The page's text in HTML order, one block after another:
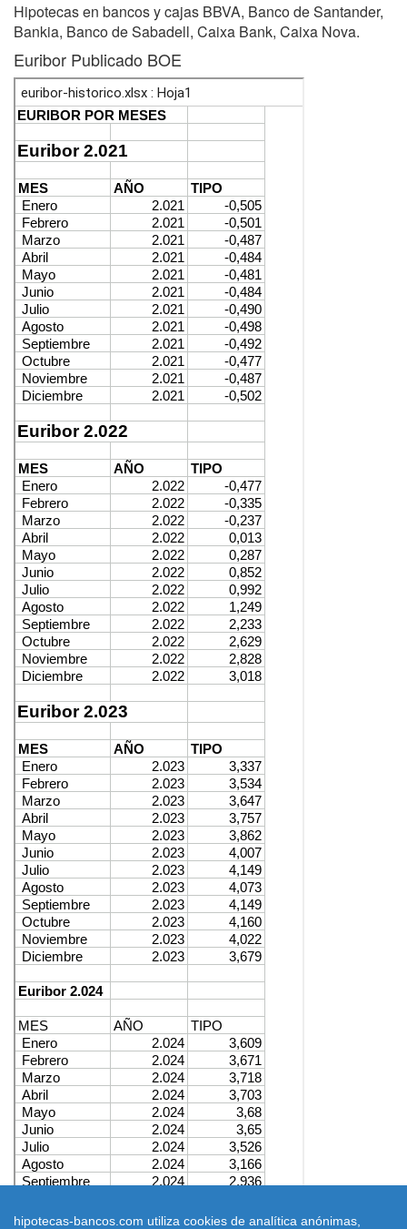
Hipotecas en bancos y cajas BBVA, Banco de Santander,
Bankia, Banco de Sabadell, Caixa Bank, Caixa Nova.
Euribor Publicado BOE
hipotecas-bancos.com utiliza cookies de analítica anónimas,